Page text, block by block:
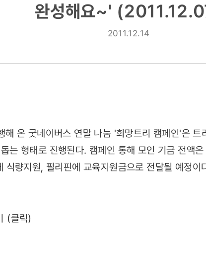
완성해요~'
2011.12.14
온 굿네이버스 연말 나눔 '희망트리 캠페인'은 트
는 형태로 진행된다. 캠페인 통해 모인 기금 전액
식량지원, 필리핀에 교육지원금으로 전달될 예정이
(클릭)